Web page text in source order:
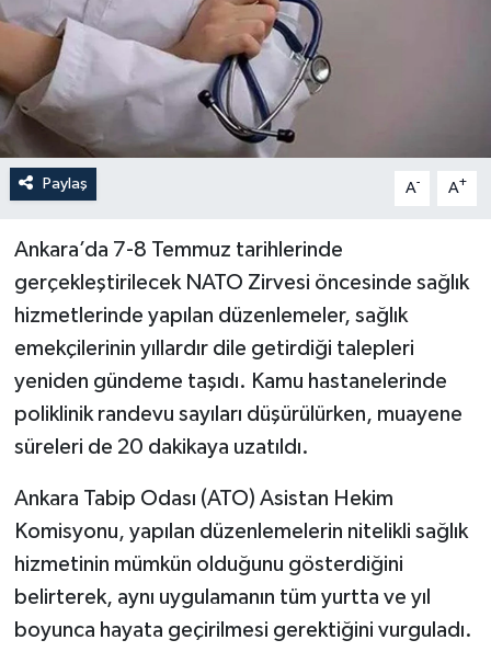
Paylaş A- A+
Ankara’da 7-8 Temmuz tarihlerinde
gerçekleştirilecek NATO Zirvesi öncesinde sağlık
hizmetlerinde yapılan düzenlemeler, sağlık
emekçilerinin yıllardır dile getirdiği talepleri
yeniden gündeme taşıdı. Kamu hastanelerinde
poliklinik randevu sayıları düşürülürken, muayene
süreleri de 20 dakikaya uzatıldı.
Ankara Tabip Odası (ATO) Asistan Hekim
Komisyonu, yapılan düzenlemelerin nitelikli sağlık
hizmetinin mümkün olduğunu gösterdiğini
belirterek, aynı uygulamanın tüm yurtta ve yıl
boyunca hayata geçirilmesi gerektiğini vurguladı.